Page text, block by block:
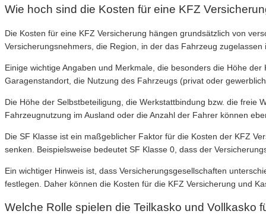
Wie hoch sind die Kosten für eine KFZ
Die Kosten für eine KFZ Versicherung hängen grundsätzlich von
Versicherungsnehmers, die Region, in der das Fahrzeug
Einige wichtige Angaben und Merkmale, die besonders die Höhe
Garagenstandort, die Nutzung des Fahrzeugs (privat oder
Die Höhe der Selbstbeteiligung, die Werkstattbindung bzw. die freie
Fahrzeugnutzung im Ausland oder die Anzahl der Fahrer können
Die SF Klasse ist ein maßgeblicher Faktor für die Kosten der KFZ
senken. Beispielsweise bedeutet SF Klasse 0, dass der
Ein wichtiger Hinweis ist, dass Versicherungsgesellschaften
festlegen. Daher können die Kosten für die KFZ Versicherung und
Welche Rolle spielen die Teilkasko und Vollkasko